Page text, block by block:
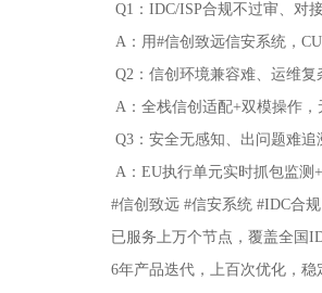
Q1 ： IDC/ISP合规不过审、对
A ：用#信创致远信安系统， CU
Q2 ：信创环境兼容难、运维复
A ：全栈信创适配+双模操作，
Q3 ：安全无感知、出问题难追
A ： EU执行单元实时抓包监测 +
#信创致远 #信安系统 #IDC合规
已服务上万个节点，覆盖全国
6年产品迭代，上百次优化，稳